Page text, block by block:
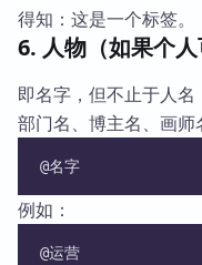
得知：这是一个标签。
6. 人物（如果个人
即名字，但不止于人名
部门名、博主名、画
@名字
例如：
@运营